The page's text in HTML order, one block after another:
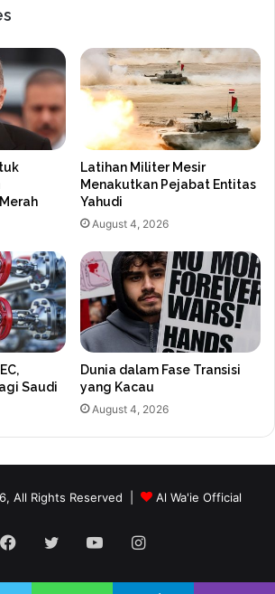
Latihan Militer Mesir
Menakutkan Pejabat Entitas
Yahudi
August 4, 2026
Saudi
Dunia dalam Fase Transisi
yang Kacau
August 4, 2026
All Rights Reserved | Al Wa'ie Official
Facebook
Twitter YouTubeInstagram